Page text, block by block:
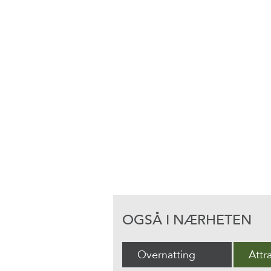
OGSÅ I NÆRHETEN
Overnatting